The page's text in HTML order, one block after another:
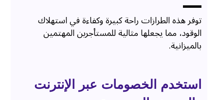
توفر هذه الطرازات راحة كبيرة وكفاءة في استهلاك
الوقود، مما يجعلها مثالية للمستأجرين المهتمين
بالميزانية.
استخدم الخصومات عبر الإنترنت